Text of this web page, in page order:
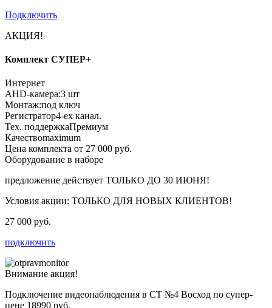
Подключить
АКЦИЯ!
Комплект СУПЕР+
Интернет
AHD-камера:3 шт
Монтаж:под ключ
Регистратор4-ех канал.
Тех. поддержкаПремиум
Качествоmaximum
Цена комплекта от 27 000 руб.
Оборудование в наборе
предложение действует ТОЛЬКО ДО 30 ИЮНЯ!
Условия акции: ТОЛЬКО ДЛЯ НОВЫХ КЛИЕНТОВ!
27 000 руб.
подключить
Внимание акция!
Подключение видеонаблюдения в СТ №4 Восход по супер-
цене 18990 руб.